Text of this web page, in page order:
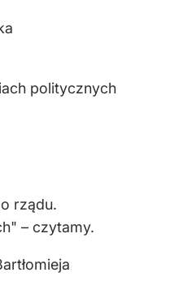
politycznych
rządu.
– czytamy.